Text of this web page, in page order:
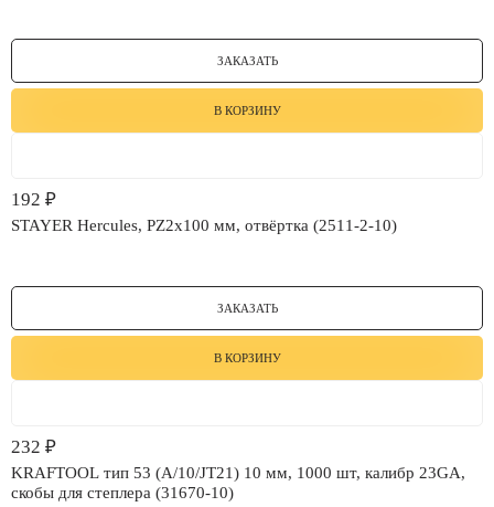
ЗАКАЗАТЬ
В КОРЗИНУ
192 ₽
STAYER Hercules, PZ2x100 мм, отвёртка (2511-2-10)
ЗАКАЗАТЬ
В КОРЗИНУ
232 ₽
KRAFTOOL тип 53 (A/10/JT21) 10 мм, 1000 шт, калибр 23GA,
скобы для степлера (31670-10)